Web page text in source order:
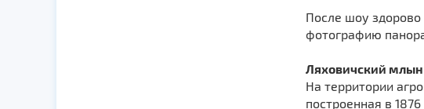
После шоу здорово
фотографию
Ляховичский млын
На территории
построенная в